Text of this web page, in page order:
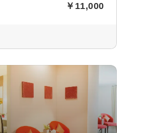
￥11,000